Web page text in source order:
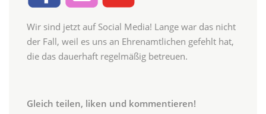
Wir sind jetzt auf Social Media! Lange war das nicht
der Fall, weil es uns an Ehrenamtlichen gefehlt hat,
die das dauerhaft regelmäßig betreuen.
Gleich teilen, liken und kommentieren!